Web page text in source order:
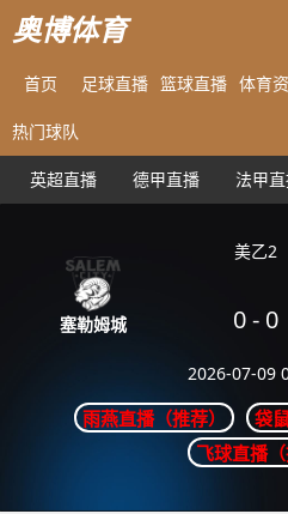
奥博体育
首页 足球直播 篮球直播 体育
热门球队
英超直播 德甲直播 法甲
塞勒姆城
美乙2
0- 0
2026-07-09
雨燕直播（推荐） 袋
飞球直播（